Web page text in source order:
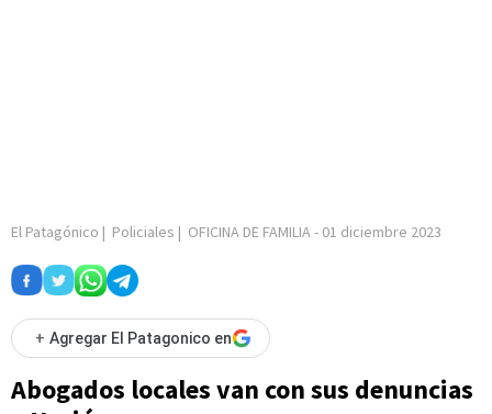
El Patagónico | Policiales | OFICINA DE FAMILIA- 01 diciembre 2023
+ Agregar El Patagonico en
Abogados locales van con sus denuncias